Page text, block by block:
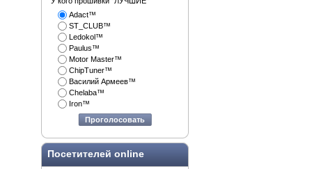
Adact™
ST_CLUB™
Ledokol™
Paulus™
Motor Master™
ChipTuner™
Василий Армеев™
Chelaba™
Iron™
Проголосовать
Посетителей online